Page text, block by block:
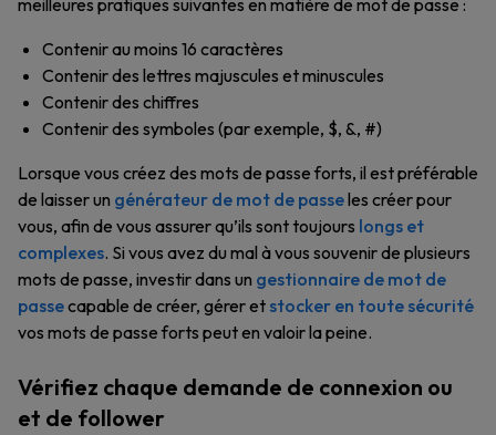
meilleures pratiques suivantes en matière de mot de passe :
Contenir au moins 16 caractères
Contenir des lettres majuscules et minuscules
Contenir des chiffres
Contenir des symboles (par exemple, $, &, #)
Lorsque vous créez des mots de passe forts, il est préférable
de laisser un générateur de mot de passeles créer pour
vous, afin de vous assurer qu’ils sont toujours longs et
complexes. Si vous avez du mal à vous souvenir de plusieurs
mots de passe, investir dans un gestionnaire de mot de
passecapable de créer, gérer et stocker en toute sécurité
vos mots de passe forts peut en valoir la peine.
Vérifiez chaque demande de connexion ou
et de follower